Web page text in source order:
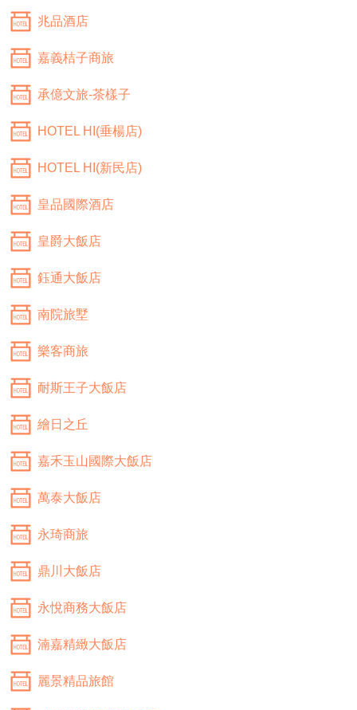
兆品酒店
嘉義桔子商旅
承億文旅-茶樣子
HOTEL HI(垂楊店)
HOTEL HI(新民店)
皇品國際酒店
皇爵大飯店
鈺通大飯店
南院旅墅
樂客商旅
耐斯王子大飯店
繪日之丘
嘉禾玉山國際大飯店
萬泰大飯店
永琦商旅
鼎川大飯店
永悅商務大飯店
湳嘉精緻大飯店
麗景精品旅館